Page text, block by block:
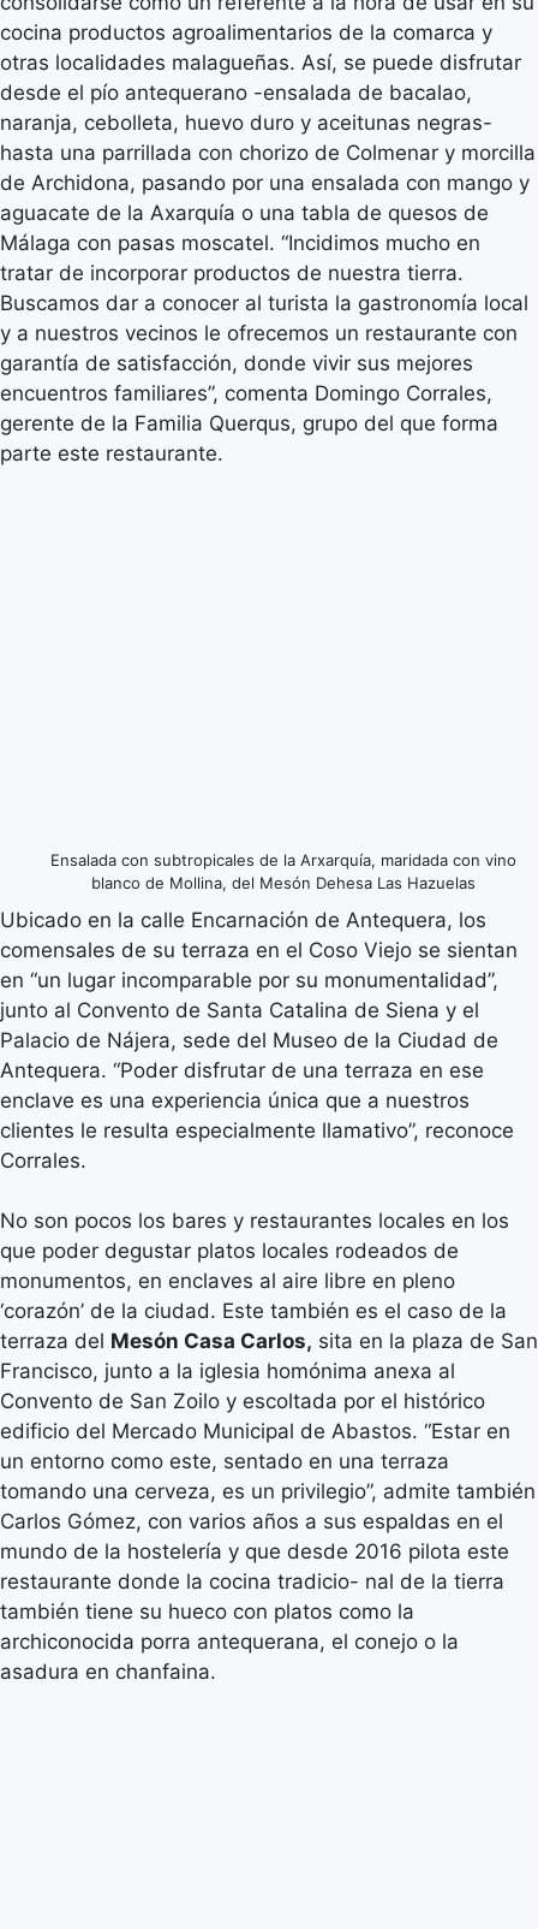
cocina productos agroalimentarios de la comarca y
otras localidades malagueñas. Así, se puede disfrutar
desde el pío antequerano -ensalada de bacalao,
naranja, cebolleta, huevo duro y aceitunas negras-
hasta una parrillada con chorizo de Colmenar y morcilla
de Archidona, pasando por una ensalada con mango y
aguacate de la Axarquía o una tabla de quesos de
Málaga con pasas moscatel. “Incidimos mucho en
tratar de incorporar productos de nuestra tierra.
Buscamos dar a conocer al turista la gastronomía local
y a nuestros vecinos le ofrecemos un restaurante con
garantía de satisfacción, donde vivir sus mejores
encuentros familiares”, comenta Domingo Corrales,
gerente de la Familia Querqus, grupo del que forma
parte este restaurante.
Ensalada con subtropicales de la Arxarquía, maridada con vino
blanco de Mollina, del Mesón Dehesa Las Hazuelas
Ubicado en la calle Encarnación de Antequera, los
comensales de su terraza en el Coso Viejo se sientan
en “un lugar incomparable por su monumentalidad”,
junto al Convento de Santa Catalina de Siena y el
Palacio de Nájera, sede del Museo de la Ciudad de
Antequera. “Poder disfrutar de una terraza en ese
enclave es una experiencia única que a nuestros
clientes le resulta especialmente llamativo”, reconoce
Corrales.
No son pocos los bares y restaurantes locales en los
que poder degustar platos locales rodeados de
monumentos, en enclaves al aire libre en pleno
‘corazón’ de la ciudad. Este también es el caso de la
terraza del Mesón Casa Carlos, sita en la plaza de San
Francisco, junto a la iglesia homónima anexa al
Convento de San Zoilo y escoltada por el histórico
edificio del Mercado Municipal de Abastos. “Estar en
un entorno como este, sentado en una terraza
tomando una cerveza, es un privilegio”, admite también
Carlos Gómez, con varios años a sus espaldas en el
mundo de la hostelería y que desde 2016 pilota este
restaurante donde la cocina tradicio- nal de la tierra
también tiene su hueco con platos como la
archiconocida porra antequerana, el conejo o la
asadura en chanfaina.